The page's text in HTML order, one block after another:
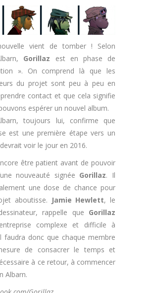
vient de tomber ! Selon
Gorillaz est en phase de
». On comprend là que les
du projet sont peu à peu en
contact et que cela signifie
espérer un nouvel album.
toujours lui, confirme que
est une première étape vers un
voir le jour en 2016.
être patient avant de pouvoir
nouveauté signée Gorillaz. Il
une dose de chance pour
aboutisse. Jamie Hewlett, le
rappelle que Gorillaz
complexe et difficile à
faudra donc que chaque membre
de consacrer le temps et
à ce retour, à commencer
Albarn.